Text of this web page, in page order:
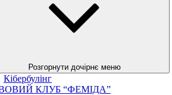
Розгорнути дочірнє меню
Кібербулінг
КЛУБ “ФЕМІДА”